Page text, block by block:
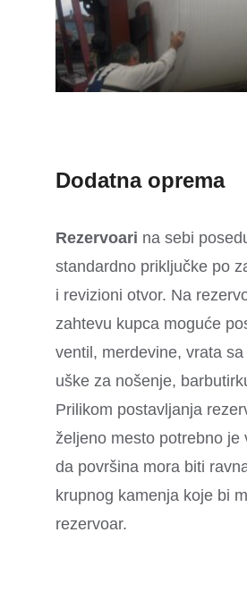
Dodatna oprema
Rezervoari na sebi
standardno priključke po
i revizioni otvor. Na
zahtevu kupca moguće
ventil, merdevine, vrata
uške za nošenje,
Prilikom postavljanja
željeno mesto potrebno je
da površina mora biti
krupnog kamenja koje bi
rezervoar.